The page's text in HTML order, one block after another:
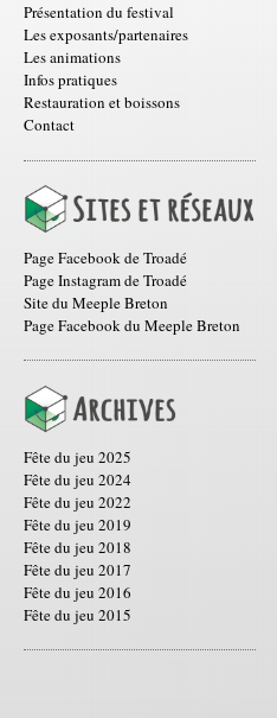
Présentation du festival
Les exposants/partenaires
Les animations
Infos pratiques
Restauration et boissons
Contact
Page Facebook de Troadé
Page Instagram de Troadé
Site du Meeple Breton
Page Facebook du Meeple Breton
Fête du jeu 2025
Fête du jeu 2024
Fête du jeu 2022
Fête du jeu 2019
Fête du jeu 2018
Fête du jeu 2017
Fête du jeu 2016
Fête du jeu 2015